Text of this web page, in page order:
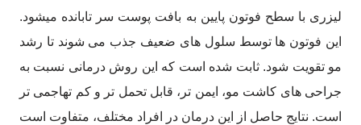
لیزری با سطح فوتون پایین به بافت پوست سر تابانده میشود.
این فوتون ها توسط سلول های ضعیف جذب می شوند تا رشد
مو تقویت شود. ثابت شده است که این روش درمانی نسبت به
جراحی های کاشت مو، ایمن تر، قابل تحمل تر و کم تهاجمی تر
است. نتایج حاصل از این درمان در افراد مختلف، متفاوت است